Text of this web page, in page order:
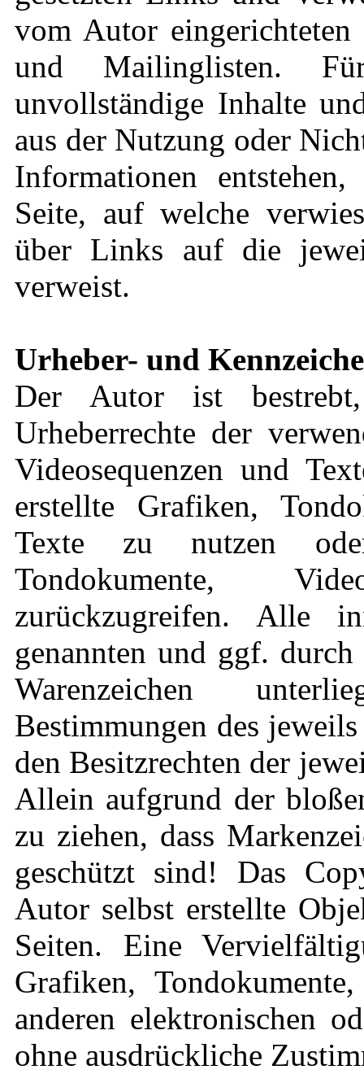
vom Autor eingerichteten
und Mailinglisten.
unvollständige Inhalte
aus der Nutzung oder
Informationen
Seite, auf welche
über Links auf die
verweist.
Urheber- und
Der Autor ist
Urheberrechte der
Videosequenzen und
erstellte Grafiken,
Texte zu nutzen
Tondokumente,
zurückzugreifen. Alle
genannten und ggf.
Warenzeichen
Bestimmungen des
den Besitzrechten der
Allein aufgrund der
zu ziehen, dass
geschützt sind! Das
Autor selbst erstellte
Seiten. Eine
Grafiken,
anderen elektronischen
ohne ausdrückliche